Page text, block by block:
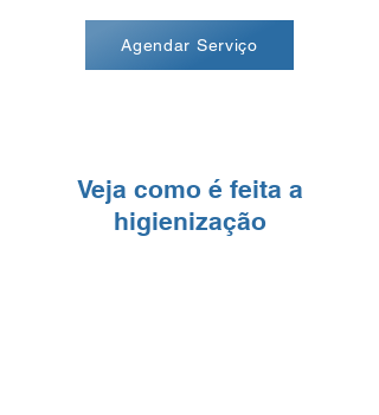
Agendar Serviço
Veja como é feita a
higienização